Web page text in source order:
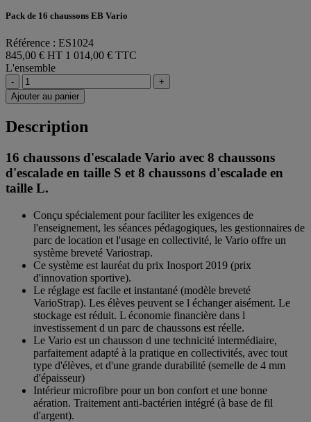
Pack de 16 chaussons EB Vario
Référence : ES1024
845,00 € HT 1 014,00 € TTC
L'ensemble
-
+
Ajouter au panier
Description
16 chaussons d'escalade Vario avec 8 chaussons
d'escalade en taille S et 8 chaussons d'escalade en
taille L.
Conçu spécialement pour faciliter les exigences de
l'enseignement, les séances pédagogiques, les gestionnaires de
parc de location et l'usage en collectivité, le Vario offre un
système breveté Variostrap.
Ce système est lauréat du prix Inosport 2019 (prix
d'innovation sportive).
Le réglage est facile et instantané (modèle breveté
VarioStrap). Les élèves peuvent se l échanger aisément. Le
stockage est réduit. L économie financière dans l
investissement d un parc de chaussons est réelle.
Le Vario est un chausson d une technicité intermédiaire,
parfaitement adapté à la pratique en collectivités, avec tout
type d'élèves, et d'une grande durabilité (semelle de 4 mm
d'épaisseur)
Intérieur microfibre pour un bon confort et une bonne
aération. Traitement anti-bactérien intégré (à base de fil
d'argent).